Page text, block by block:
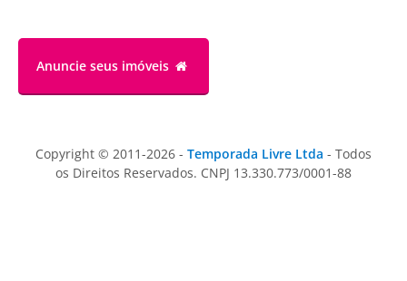
Anuncie seus imóveis
Copyright © 2011-2026 - Temporada Livre Ltda - Todos
os Direitos Reservados. CNPJ 13.330.773/0001-88